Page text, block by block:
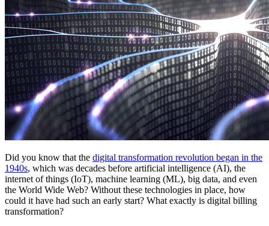
Did you know that the digital transformation revolution began in the
1940s, which was decades before artificial intelligence (AI), the
internet of things (IoT), machine learning (ML), big data, and even
the World Wide Web? Without these technologies in place, how
could it have had such an early start? What exactly is digital billing
transformation?